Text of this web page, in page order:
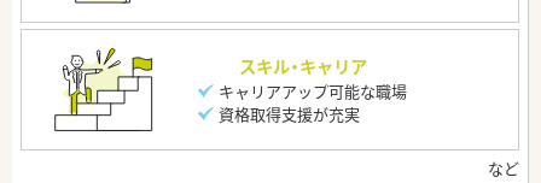
スキル・キャリア
キャリアアップ可能な職場
資格取得支援が充実